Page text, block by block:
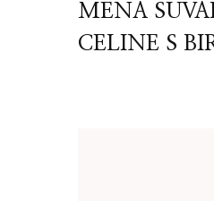
MENA
CELINE S